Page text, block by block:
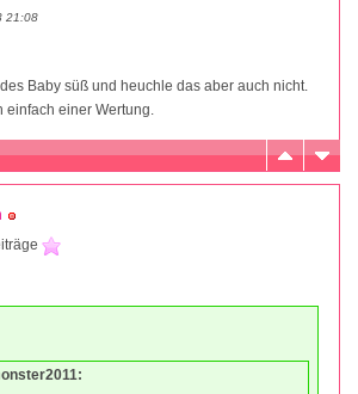
21:08
Baby süß und heuchle das aber auch nicht.
einfach einer Wertung.